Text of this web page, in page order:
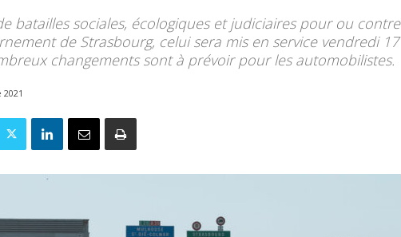
batailles sociales, écologiques et judiciaires pour ou contre
de Strasbourg, celui sera mis en service vendredi 17
changements sont à prévoir pour les automobilistes.